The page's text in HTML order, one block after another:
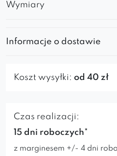
Wymiary
Informacje o dostawie
Koszt wysyłki: od 40 zł
Czas realizacji:
15 dni roboczych*
z marginesem +/- 4 dni